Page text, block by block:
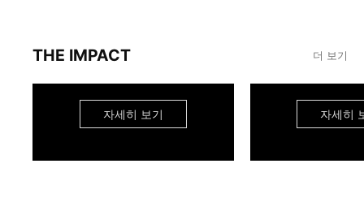
THE IMPACT 더 보기
자세히 보기 자세히